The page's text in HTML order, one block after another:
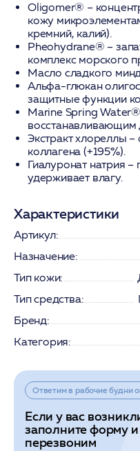
Oligomer® –
кожу
кремний, калий).
Pheohydrane® –
комплекс морского
Масло сладкого
Альфа-глюкан
защитные функции
Marine Spring Water®
восстанавливающим
Экстракт хлореллы –
коллагена (+195%).
Гиалуронат натрия –
удерживает влагу.
Характеристики
Артикул:
Назначение:
Тип кожи:
Тип средства:
Бренд:
Категория:
Ответим в рабочие будни
Если у вас
заполните форму
перезвоним